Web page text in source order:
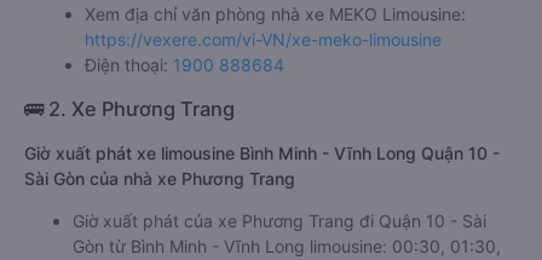
Xem địa chỉ văn phòng nhà xe MEKO Limousine:
https://vexere.com/vi-VN/xe-meko-limousine
Điện thoại: 1900 888684
🚌 2. Xe Phương Trang
Giờ xuất phát xe limousine Bình Minh - Vĩnh Long Quận 10 -
Sài Gòn của nhà xe Phương Trang
Giờ xuất phát của xe Phương Trang đi Quận 10 - Sài
Gòn từ Bình Minh - Vĩnh Long limousine: 00:30, 01:30,